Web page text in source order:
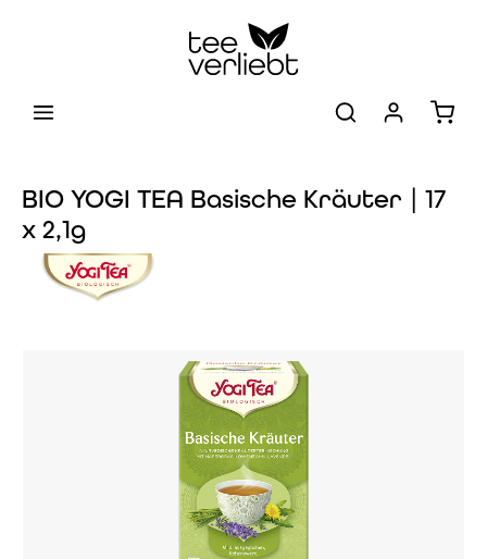
BIO YOGI TEA Basische Kräuter | 17
x 2,1g
Bildergalerie überspringen